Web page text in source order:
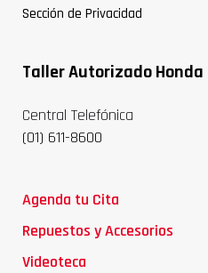
Sección de Privacidad
Taller Autorizado Honda
Central Telefónica
(01) 611-8600
Agenda tu Cita
Repuestos y Accesorios
Videoteca